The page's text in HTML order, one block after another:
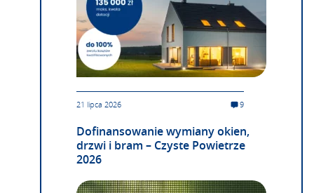
21 lipca 2026 9
Dofinansowanie wymiany okien,
drzwi i bram – Czyste Powietrze
2026